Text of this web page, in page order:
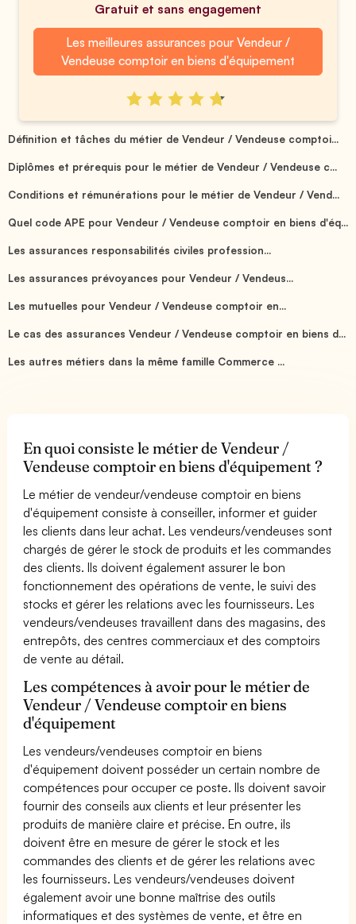
Gratuit et sans engagement
Les meilleures assurances pour Vendeur /
Vendeuse comptoir en biens d'équipement
Définition et tâches du métier de Vendeur / Vendeuse comptoi...
Diplômes et prérequis pour le métier de Vendeur / Vendeuse c...
Conditions et rémunérations pour le métier de Vendeur / Vend...
Quel code APE pour Vendeur / Vendeuse comptoir en biens d'éq...
Les assurances responsabilités civiles profession...
Les assurances prévoyances pour Vendeur / Vendeus...
Les mutuelles pour Vendeur / Vendeuse comptoir en...
Le cas des assurances Vendeur / Vendeuse comptoir en biens d...
Les autres métiers dans la même famille Commerce ...
En quoi consiste le métier de Vendeur /
Vendeuse comptoir en biens d'équipement ?
Le métier de vendeur/vendeuse comptoir en biens
d'équipement consiste à conseiller, informer et guider
les clients dans leur achat. Les vendeurs/vendeuses sont
chargés de gérer le stock de produits et les commandes
des clients. Ils doivent également assurer le bon
fonctionnement des opérations de vente, le suivi des
stocks et gérer les relations avec les fournisseurs. Les
vendeurs/vendeuses travaillent dans des magasins, des
entrepôts, des centres commerciaux et des comptoirs
de vente au détail.
Les compétences à avoir pour le métier de
Vendeur / Vendeuse comptoir en biens
d'équipement
Les vendeurs/vendeuses comptoir en biens
d'équipement doivent posséder un certain nombre de
compétences pour occuper ce poste. Ils doivent savoir
fournir des conseils aux clients et leur présenter les
produits de manière claire et précise. En outre, ils
doivent être en mesure de gérer le stock et les
commandes des clients et de gérer les relations avec
les fournisseurs. Les vendeurs/vendeuses doivent
également avoir une bonne maîtrise des outils
informatiques et des systèmes de vente, et être en